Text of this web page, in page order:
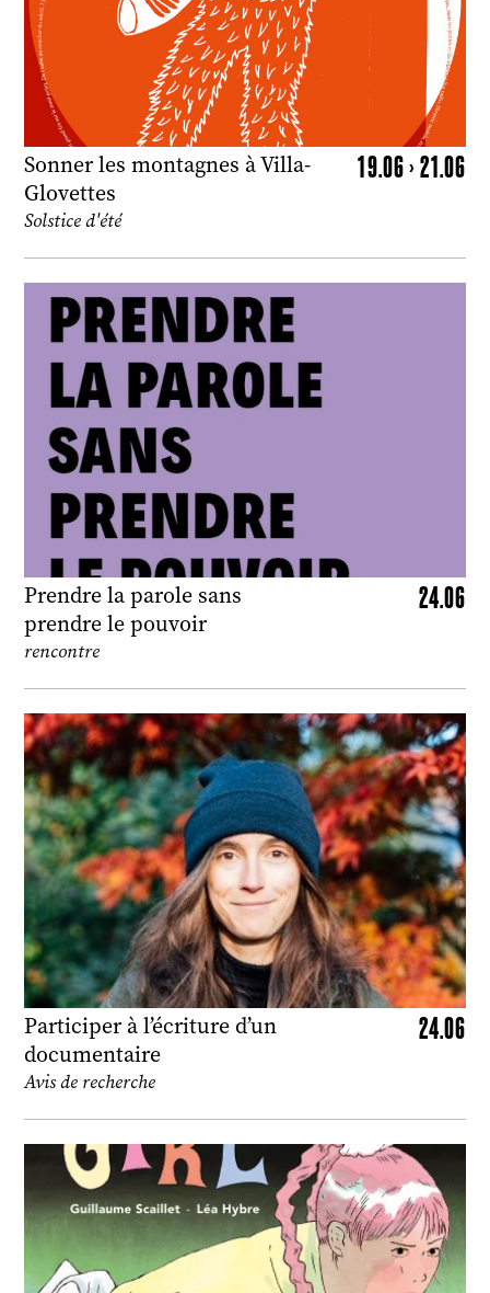
Sonner les montagnes à Villa-
Glovettes
19.06 > 21.06
Solstice d'été
Prendre la parole sans
prendre le pouvoir
24.06
rencontre
Participer à l’écriture d’un
documentaire
24.06
Avis de recherche